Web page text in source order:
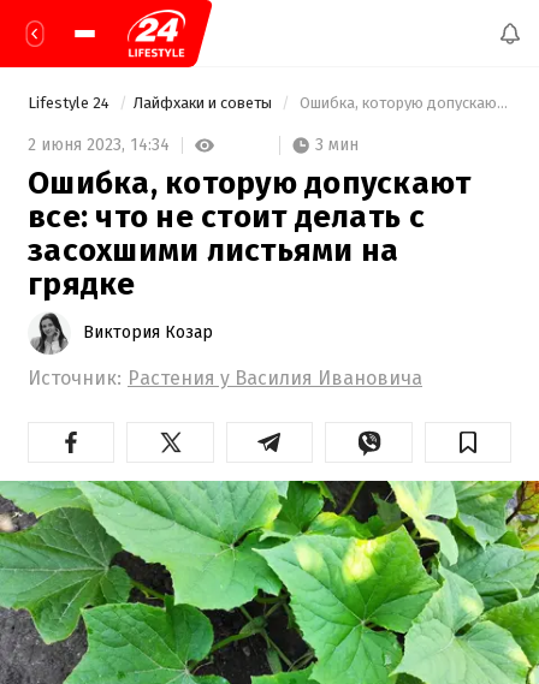
Lifestyle 24 Лайфхаки и советы Ошибка, которую допускают все: что не стоит делать с засохшими листьями на грядке
2 июня 2023, 14:34 3 мин
Ошибка, которую допускают
все: что не стоит делать с
засохшими листьями на
грядке
Виктория Козар
Источник: Растения у Василия Ивановича